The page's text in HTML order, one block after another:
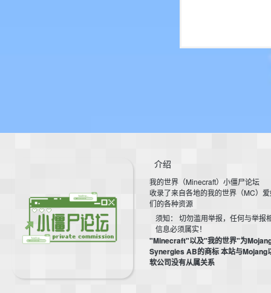
介绍
我的世界（Minecraft）小僵尸论坛
收录了来自各地的我的世界（MC）
们的各种资源
须知： 切勿滥用举报，任何与举报
信息必须属实！
"Minecraft"以及"我的世界"为
Synergies AB的商标 本站与Mojang
软公司没有从属关系